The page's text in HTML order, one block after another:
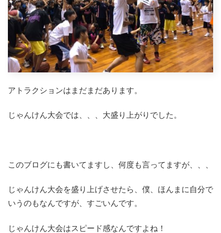
アトラクションはまだまだあります。
じゃんけん大会では、、、大盛り上がりでした。
このブログにも書いてますし、何度も言ってますが、、、
じゃんけん大会を盛り上げさせたら、僕、ほんまに自分で
いうのもなんですが、すごいんです。
じゃんけん大会はスピード感なんですよね！